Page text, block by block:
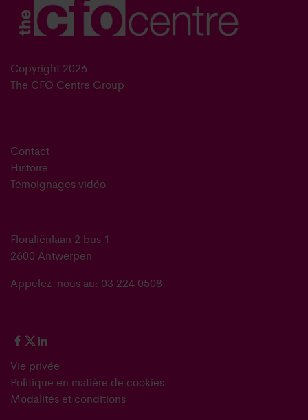
Copyright 2026
The CFO Centre Group
Contact
Histoire
Témoignages vidéo
Floraliënlaan 2 bus 1
2600 Antwerpen
Appelez-nous au: 03 224 0508
Vie privée
Politique en matière de cookies
Modalités et conditions